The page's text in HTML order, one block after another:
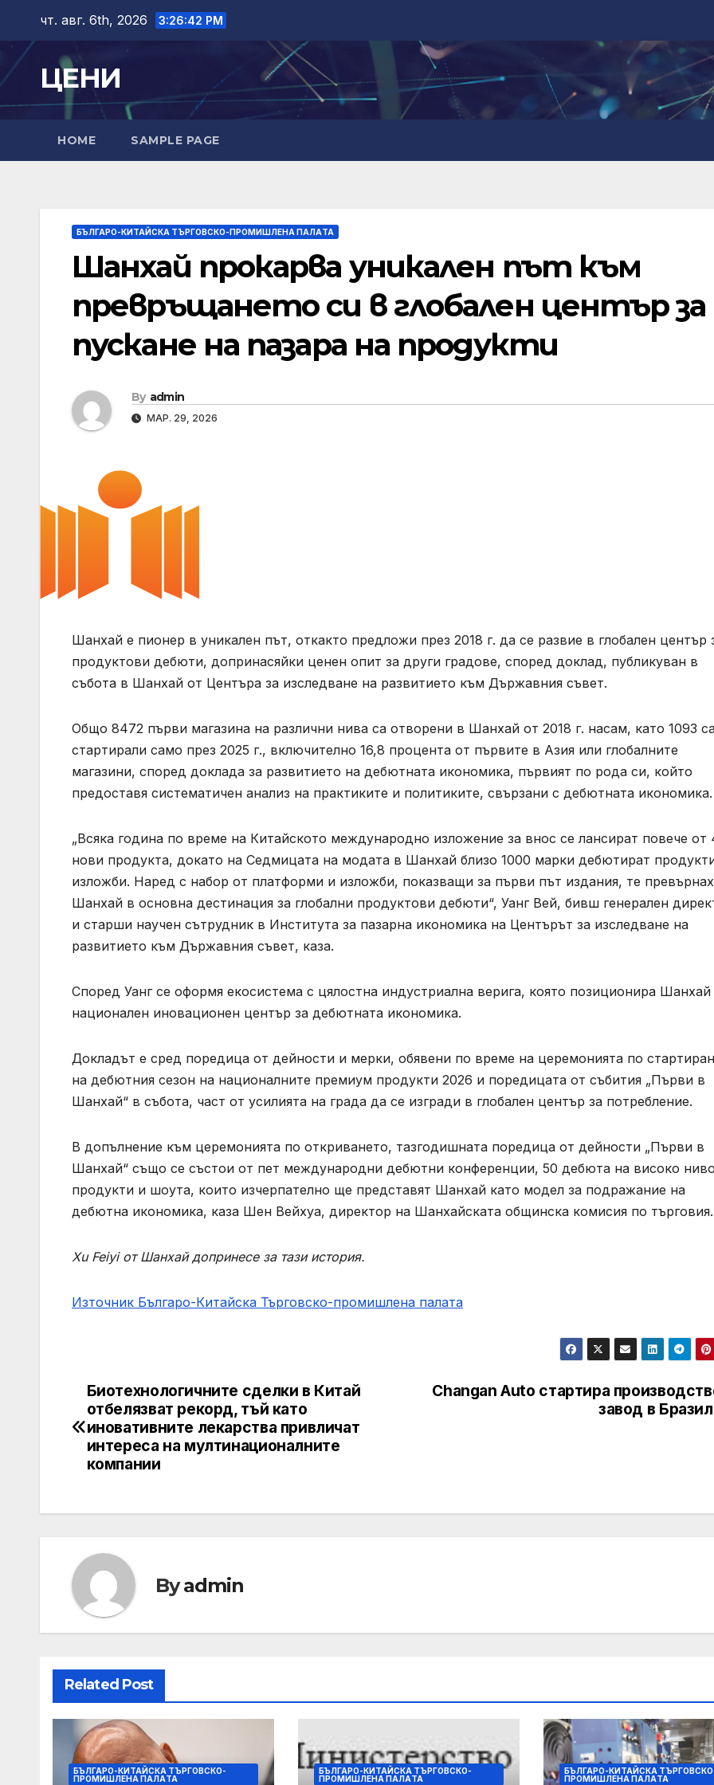
content
чт. авг. 6th, 2026 3:26:42 PM
ЦЕНИ
HOME SAMPLE PAGE
БЪЛГАРО-КИТАЙСКА ТЪРГОВСКО-ПРОМИШЛЕНА ПАЛAТА
Шанхай прокарва уникален път към
превръщането си в глобален център за
пускане на пазара на продукти
By admin
МАР. 29, 2026
Шанхай е пионер в уникален път, откакто предложи през 2018 г. да се развие в глобален център
продуктови дебюти, допринасяйки ценен опит за други градове, според доклад, публикуван в
събота в Шанхай от Центъра за изследване на развитието към Държавния съвет.
Общо 8472 първи магазина на различни нива са отворени в Шанхай от 2018 г. насам, като 1093
стартирали само през 2025 г., включително 16,8 процента от първите в Азия или глобалните
магазини, според доклада за развитието на дебютната икономика, първият по рода си, който
предоставя систематичен анализ на практиките и политиките, свързани с дебютната икономика.
„Всяка година по време на Китайското международно изложение за внос се лансират повече от
нови продукта, докато на Седмицата на модата в Шанхай близо 1000 марки дебютират
изложби. Наред с набор от платформи и изложби, показващи за първи път издания, те
Шанхай в основна дестинация за глобални продуктови дебюти“, Уанг Вей, бивш генерален
и старши научен сътрудник в Института за пазарна икономика на Центърът за изследване на
развитието към Държавния съвет, каза.
Според Уанг се оформя екосистема с цялостна индустриална верига, която позиционира Шанхай
национален иновационен център за дебютната икономика.
Докладът е сред поредица от дейности и мерки, обявени по време на церемонията по
на дебютния сезон на националните премиум продукти 2026 и поредицата от събития „Първи в
Шанхай“ в събота, част от усилията на града да се изгради в глобален център за потребление.
В допълнение към церемонията по откриването, тазгодишната поредица от дейности „Първи в
Шанхай“ също се състои от пет международни дебютни конференции, 50 дебюта на високо
продукти и шоута, които изчерпателно ще представят Шанхай като модел за подражание на
дебютна икономика, каза Шен Вейхуа, директор на Шанхайската общинска комисия по търговия.
Xu Feiyi от Шанхай допринесе за тази история.
Източник Българо-Китайска Търговско-промишлена палaта
Навигация
Changan Auto стартира
завод в
Биотехнологичните сделки в Китай
отбелязват рекорд, тъй като
иновативните лекарства привличат
интереса на мултинационалните
компании
Byadmin
Related Post
БЪЛГАРО-КИТАЙСКА ТЪРГОВСКО-
ПРОМИШЛЕНА ПАЛAТА
БЪЛГАРО-КИТАЙСКА ТЪРГОВСКО-
ПРОМИШЛЕНА ПАЛAТА
БЪЛГАРО-КИТАЙСКА
ПРОМИШЛЕНА ПАЛAТА